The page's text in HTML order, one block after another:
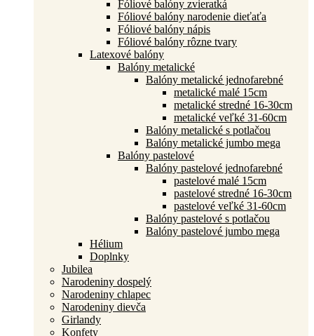
Fóliové balóny zvieratká
Fóliové balóny narodenie dieťaťa
Fóliové balóny nápis
Fóliové balóny rôzne tvary
Latexové balóny
Balóny metalické
Balóny metalické jednofarebné
metalické malé 15cm
metalické stredné 16-30cm
metalické veľké 31-60cm
Balóny metalické s potlačou
Balóny metalické jumbo mega
Balóny pastelové
Balóny pastelové jednofarebné
pastelové malé 15cm
pastelové stredné 16-30cm
pastelové veľké 31-60cm
Balóny pastelové s potlačou
Balóny pastelové jumbo mega
Hélium
Doplnky
Jubilea
Narodeniny dospelý
Narodeniny chlapec
Narodeniny dievča
Girlandy
Konfety